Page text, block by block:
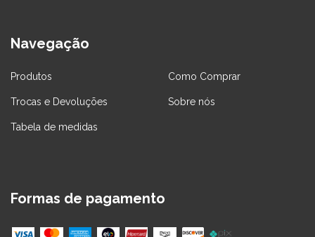
Navegação
Produtos Como Comprar
Trocas e Devoluções Sobre nós
Tabela de medidas
Formas de pagamento